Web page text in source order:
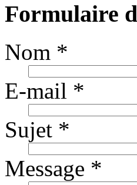
Formulaire
Nom *
E-mail *
Sujet *
Message *